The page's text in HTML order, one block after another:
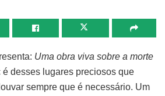
Uma obra viva sobre a morte
é desses lugares preciosos que
sempre que é necessário. Um